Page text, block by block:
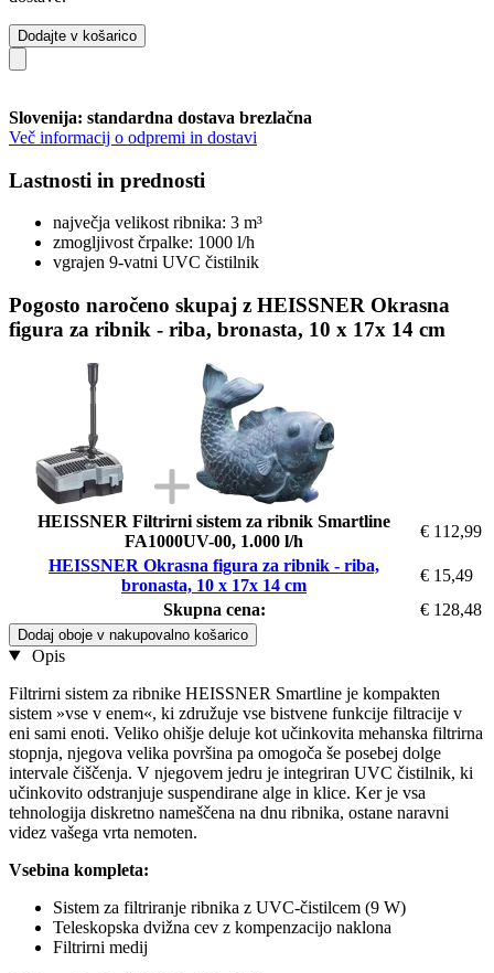
Dodajte v košarico
Slovenija: standardna dostava brezlačna
Več informacij o odpremi in dostavi
Lastnosti in prednosti
največja velikost ribnika: 3 m³
zmogljivost črpalke: 1000 l/h
vgrajen 9-vatni UVC čistilnik
Pogosto naročeno skupaj z HEISSNER Okrasna
figura za ribnik - riba, bronasta, 10 x 17x 14 cm
HEISSNER Filtrirni sistem za ribnik Smartline
FA1000UV-00, 1.000 l/h
€ 112,99
HEISSNER Okrasna figura za ribnik - riba,
bronasta, 10 x 17x 14 cm
€ 15,49
Skupna cena:
€ 128,48
Dodaj oboje v nakupovalno košarico
Opis
Filtrirni sistem za ribnike HEISSNER Smartline je kompakten
sistem »vse v enem«, ki združuje vse bistvene funkcije filtracije v
eni sami enoti. Veliko ohišje deluje kot učinkovita mehanska filtrirna
stopnja, njegova velika površina pa omogoča še posebej dolge
intervale čiščenja. V njegovem jedru je integriran UVC čistilnik, ki
učinkovito odstranjuje suspendirane alge in klice. Ker je vsa
tehnologija diskretno nameščena na dnu ribnika, ostane naravni
videz vašega vrta nemoten.
Vsebina kompleta:
Sistem za filtriranje ribnika z UVC-čistilcem (9 W)
Teleskopska dvižna cev z kompenzacijo naklona
Filtrirni medij